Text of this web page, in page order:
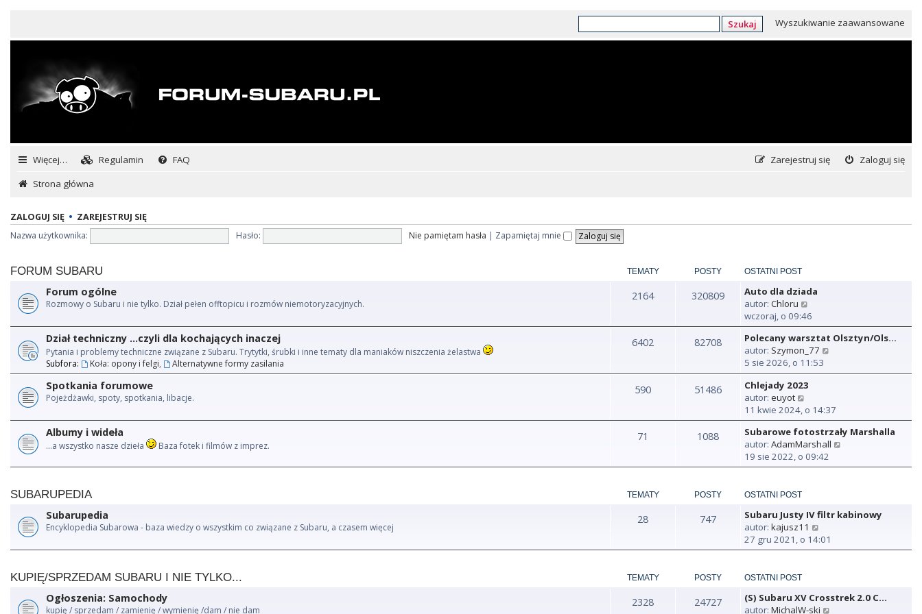
Szukaj Wyszukiwanie zaawansowane
Więcej… Regulamin FAQ Zaloguj się
Zarejestruj się
Strona główna
ZALOGUJ SIĘ • ZAREJESTRUJ SIĘ
Nazwa użytkownika:
Hasło: Nie pamiętam hasła | Zapamiętaj mnie
FORUM SUBARU TEMATY POSTY OSTATNI POST
Forum ogólne
Rozmowy o Subaru i nie tylko. Dział pełen offtopicu i rozmów niemotoryzacyjnych.
2164 320809
Auto dla dziada
autor: Chloru
y
ś
w
i
e
t
a
n
o
w
p
o
s
t
wczoraj, o 09:46
Dział techniczny ...czyli dla kochających inaczej
Pytania i problemy techniczne związane z Subaru. Trytytki, śrubki i inne tematy dla maniaków niszczenia żelastwa
Subfora:
Koła: opony i felgi, Alternatywne formy zasilania
6402 82708
Polecany warsztat Olsztyn/Ols…
autor: Szymon_77
ś
e
t
l
n
s
y
t
5 sie 2026, o 11:53
Spotkania forumowe
Pojeżdżawki, spoty, spotkania, libacje.
590 51486
Chlejady 2023
autor: euyot
y
ś
w
i
e
t
j
n
o
y
p
11 kwie 2024, o 14:37
Albumy i wideła
...a wszystko nasze dzieła Baza fotek i filmów z imprez.
71 1088
Subarowe fotostrzały Marshalla
autor: AdamMarshall
ś
t
a
w
19 sie 2022, o 09:42
SUBARUPEDIA TEMATY POSTY OSTATNI POST
Subarupedia
Encyklopedia Subarowa - baza wiedzy o wszystkim co związane z Subaru, a czasem więcej
28 747
Subaru Justy IV filtr kabinowy
autor: kajusz11
y
ś
t
27 gru 2021, o 14:01
KUPIĘ/SPRZEDAM SUBARU I NIE TYLKO... TEMATY POSTY OSTATNI POST
Ogłoszenia: Samochody
kupię / sprzedam / zamienię / wymienię /dam / nie dam
2328 24727
(S) Subaru XV Crosstrek 2.0 C…
autor: MichalW-ski